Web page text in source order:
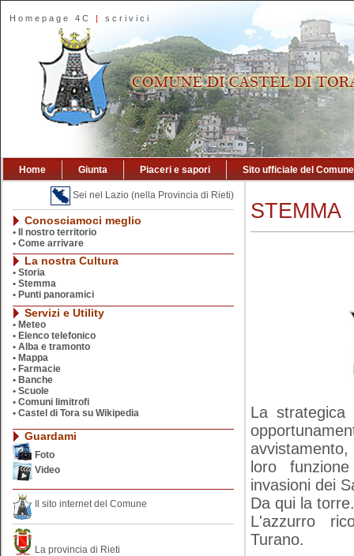
Homepage 4C | scrivici
Home Giunta Piaceri e sapori Sito ufficiale del Comune
Sei nel Lazio (nella Provincia di Rieti)
Conosciamoci meglio
•
Il nostro territorio
• Come arrivare
La nostra Cultura
• Storia
• Stemma
• Punti panoramici
Servizi e Utility
• Meteo
• Elenco telefonico
• Alba e tramonto
• Mappa
• Farmacie
• Banche
• Scuole
• Comuni limitrofi
• Castel di Tora su Wikipedia
Guardami
Foto
Video
Il sito internet del Comune
La provincia di Rieti
STEMMA
La strategica
loro
invasioni dei
Da qui la torre.
L'azzurro
Turano.